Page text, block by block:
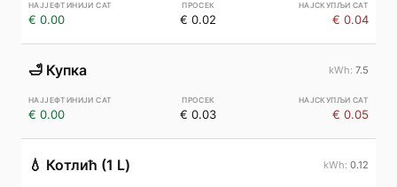
€ 0.00 € 0.02 € 0.04
🛁 Купка 7.5
€ 0.00 € 0.03 € 0.05
💧 Котлић (1 L) 0.12